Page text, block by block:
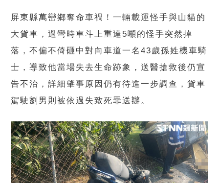
屏東縣萬巒鄉奪命車禍！一輛載運怪手與山貓的
大貨車，過彎時車斗上重達5噸的怪手突然掉
落，不偏不倚砸中對向車道一名43歲孫姓機車騎
士，導致他當場失去生命跡象，送醫搶救後仍宣
告不治，詳細肇事原因仍有待進一步調查，貨車
駕駛劉男則被依過失致死罪送辦。